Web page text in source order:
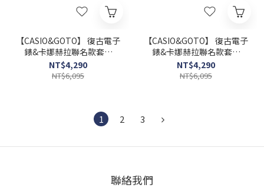
【CASIO&GOTO】 復古電子
錶&卡娜赫拉聯名款套組
A100WEG-9A/GL0099B-
42-241 32.7mm/37mm 現
NT$4,290
NT$6,095
【CASIO&GOTO】 復古電子
錶&卡娜赫拉聯名款套組
A100WEG-9A/GL0099B-
4K-141 32.7mm/37mm 現
NT$4,290
NT$6,095
1 2 3
聯絡我們